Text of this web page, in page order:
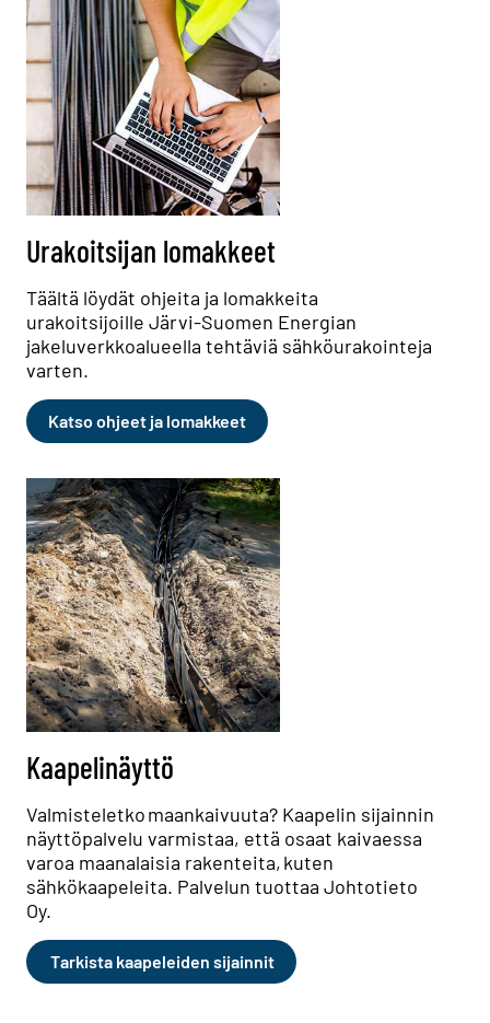
Urakoitsijan lomakkeet
Täältä löydät ohjeita ja lomakkeita
urakoitsijoille Järvi-Suomen Energian
jakeluverkkoalueella tehtäviä sähköurakointeja
varten.
Katso ohjeet ja lomakkeet
Kaapelinäyttö
Valmisteletko maankaivuuta? Kaapelin sijainnin
näyttöpalvelu varmistaa, että osaat kaivaessa
varoa maanalaisia rakenteita, kuten
sähkökaapeleita. Palvelun tuottaa Johtotieto
Oy.
Tarkista kaapeleiden sijainnit